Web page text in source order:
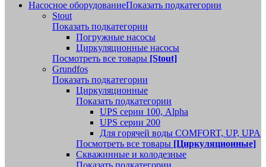
Насосное оборудованиеПоказать подкатегории
Stout
Показать подкатегории
Погружные насосы
Циркуляционные насосы
Посмотреть все товары [Stout]
Grundfos
Показать подкатегории
Циркуляционные
Показать подкатегории
UPS серии 100, Alpha
UPS серии 200
Для горячей воды COMFORT, UP, UPA
Посмотреть все товары [Циркуляционные]
Скважинные и колодезные
Показать подкатегории